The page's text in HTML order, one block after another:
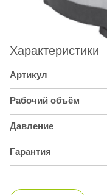
Характеристики
Артикул
Рабочий объём
Давление
Гарантия